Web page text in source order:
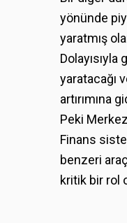
yönünde
yaratmış
yaratacağı
artırımına
Peki
Finans
benzeri
kritik bir rol